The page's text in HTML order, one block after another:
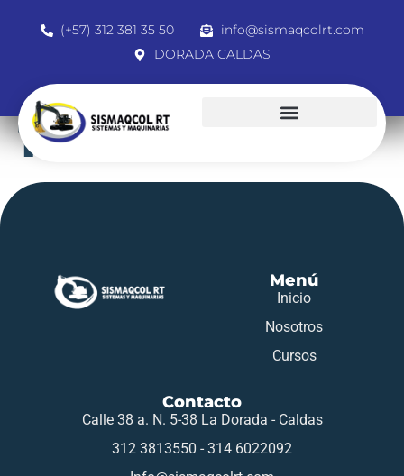
(+57) 312 381 35 50
info@sismaqcolrt.com
DORADA CALDAS
1001526193
Menú
Inicio
Nosotros
Cursos
Contacto
Calle 38 a. N. 5-38 La Dorada - Caldas
312 3813550 - 314 6022092